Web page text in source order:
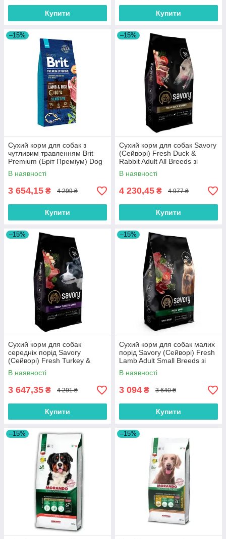
Купити Купити
–15%
Сухий корм для собак з
чутливим травленням Brit
Premium (Бріт Преміум) Dog
Sensitive Lamb з ягням 15 кг
В наявності
3 654,15 ₴ 4 299 ₴
Купити
–15%
Сухий корм для собак Savory
(Cейворi) Fresh Duck &
Rabbit Adult All Breeds зі
свіжої качки та кролика 12 кг
В наявності
4 230,45 ₴ 4 977 ₴
Купити
–15%
Сухий корм для собак
середніх порід Savory
(Cейворi) Fresh Turkey &
Lamb Adult Medium Breeds зі
свіжим ягням та індичкою 12
кг
В наявності
3 647,35 ₴ 4 291 ₴
Купити
–15%
Сухий корм для собак малих
порід Savory (Cейворi) Fresh
Lamb Adult Small Breeds зі
свіжим ягням 8 кг
В наявності
3 094 ₴ 3 640 ₴
Купити
–15% –15%